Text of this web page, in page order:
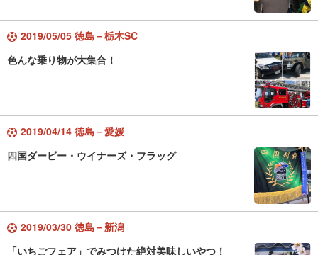
2019/05/05 徳島－栃木SC
色んな乗り物が大集合！
2019/04/14 徳島－愛媛
四国ダービー・ウイナーズ・フラッグ
2019/03/30 徳島－新潟
「いちごフェア」でみつけた絶対美味しいやつ！